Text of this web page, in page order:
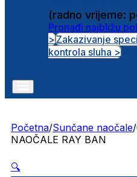
(radno vrijeme:
Pronađi najbližu
>Zakazivanje
kontrola sluha >
Početna/Sunčane naočale/
NAOČALE RAY BAN
🔍